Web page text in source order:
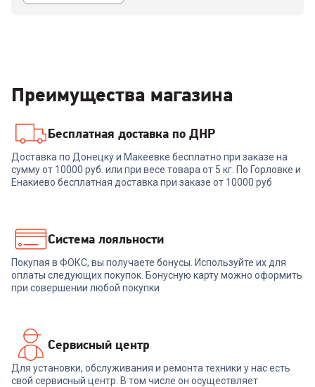
Преимущества магазина
Бесплатная доставка по ДНР
Доставка по Донецку и Макеевке бесплатно при заказе на
сумму от 10000 руб. или при весе товара от 5 кг. По Горловке и
Енакиево бесплатная доставка при заказе от 10000 руб
Система лояльности
Покупая в ФОКС, вы получаете бонусы. Используйте их для
оплаты следующих покупок. Бонусную карту можно оформить
при совершении любой покупки
Сервисный центр
Для установки, обслуживания и ремонта техники у нас есть
свой сервисный центр. В том числе он осуществляет